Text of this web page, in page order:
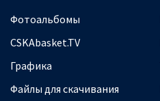
Фотоальбомы
CSKAbasket.TV
Графика
Файлы для скачивания